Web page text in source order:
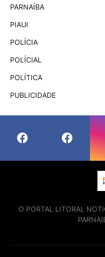
PARNAÍBA
PIAUI
POLÍCIA
POLÍCIAL
POLÍTICA
PUBLICIDADE
O PORTAL LITORAL